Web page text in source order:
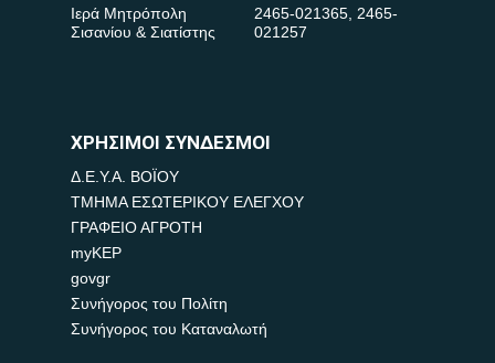
Ιερά Μητρόπολη
Σισανίου & Σιατίστης
2465-021365, 2465-
021257
ΧΡΗΣΙΜΟΙ ΣΥΝΔΕΣΜΟΙ
Δ.Ε.Υ.Α. ΒΟΪΟΥ
ΤΜΗΜΑ ΕΣΩΤΕΡΙΚΟΥ ΕΛΕΓΧΟΥ
ΓΡΑΦΕΙΟ ΑΓΡΟΤΗ
myKEP
govgr
Συνήγορος του Πολίτη
Συνήγορος του Καταναλωτή